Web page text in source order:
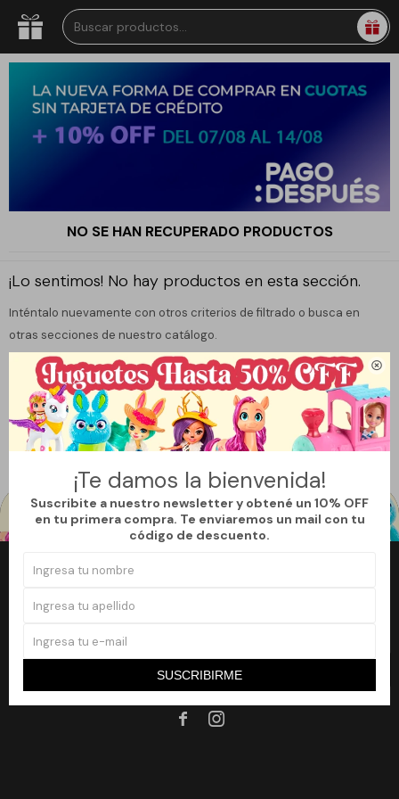

¡Te damos la bienvenida!
Suscribite a nuestro newsletter y obtené un 10% OFF
en tu primera compra. Te enviaremos un mail con tu
código de descuento.
SUSCRIBIRME
NO SE HAN RECUPERADO PRODUCTOS
¡Lo sentimos! No hay productos en esta sección.
Inténtalo nuevamente con otros criterios de filtrado o busca en
otras secciones de nuestro catálogo.
Filtrando por: Juguetería My Little Pony Quitar filtros
Te recomendamos quitar: My Little Pony
¡Suscribite a nuestro newsletter y accedé a un 10% off en tu primera
 